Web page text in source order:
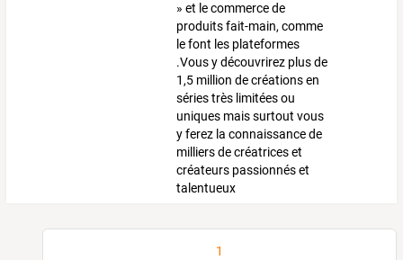
» et le commerce de
produits fait-main, comme
le font les plateformes
.Vous y découvrirez plus de
1,5 million de créations en
séries très limitées ou
uniques mais surtout vous
y ferez la connaissance de
milliers de créatrices et
créateurs passionnés et
talentueux
1